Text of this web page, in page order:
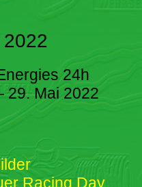
2022
24h
29. Mai 2022
Racing Day